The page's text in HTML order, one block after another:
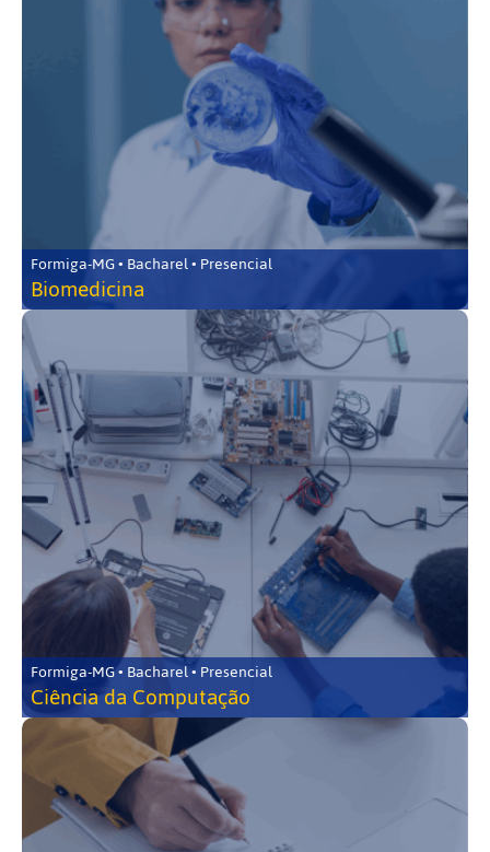
Formiga-MG • Bacharel • Presencial
Biomedicina
Formiga-MG • Bacharel • Presencial
Ciência da Computação